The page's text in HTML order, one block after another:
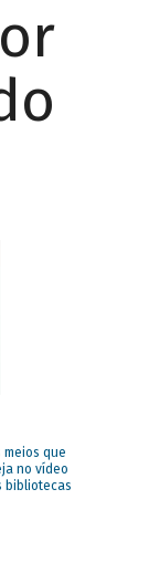
meios que
no vídeo
bibliotecas